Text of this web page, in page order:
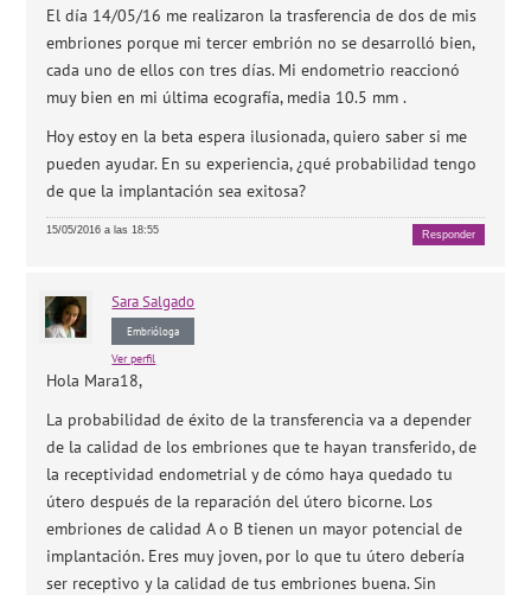
El día 14/05/16 me realizaron la trasferencia de dos de mis
embriones porque mi tercer embrión no se desarrolló bien,
cada uno de ellos con tres días. Mi endometrio reaccionó
muy bien en mi última ecografía, media 10.5 mm .
Hoy estoy en la beta espera ilusionada, quiero saber si me
pueden ayudar. En su experiencia, ¿qué probabilidad tengo
de que la implantación sea exitosa?
15/05/2016 a las 18:55 Responder
Sara Salgado
Embrióloga
Ver perfil
Hola Mara18,
La probabilidad de éxito de la transferencia va a depender
de la calidad de los embriones que te hayan transferido, de
la receptividad endometrial y de cómo haya quedado tu
útero después de la reparación del útero bicorne. Los
embriones de calidad A o B tienen un mayor potencial de
implantación. Eres muy joven, por lo que tu útero debería
ser receptivo y la calidad de tus embriones buena. Sin